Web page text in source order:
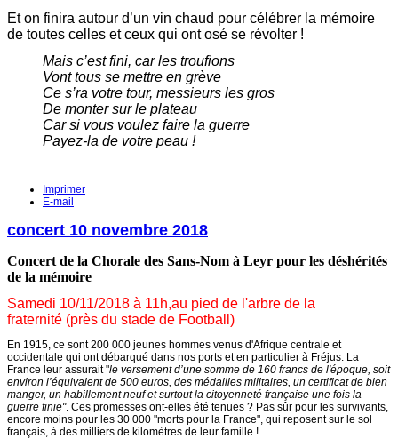
Et on finira autour d’un vin chaud pour célébrer la mémoire
de toutes celles et ceux qui ont osé se révolter !
Mais c’est fini, car les troufions
Vont tous se mettre en grève
Ce s’ra votre tour, messieurs les gros
De monter sur le plateau
Car si vous voulez faire la guerre
Payez-la de votre peau !
Imprimer
E-mail
concert 10 novembre 2018
Concert de la Chorale des Sans-Nom à Leyr pour les déshérités
de la mémoire
Samedi 10/11/2018 à 11h,au pied de l'arbre de la
fraternité (près du stade de Football)
En 1915, ce sont 200 000 jeunes hommes venus d'Afrique centrale et
occidentale qui ont débarqué dans nos ports et en particulier à Fréjus. La
France leur assurait "le versement d’une somme de 160 francs de l'époque, soit
environ l’équivalent de 500 euros, des médailles militaires, un certificat de bien
manger, un habillement neuf et surtout la citoyenneté française une fois la
guerre finie". Ces promesses ont-elles été tenues ? Pas sûr pour les survivants,
encore moins pour les 30 000 "morts pour la France", qui reposent sur le sol
français, à des milliers de kilomètres de leur famille !